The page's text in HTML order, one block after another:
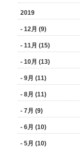
2019
- 12月 (9)
- 11月 (15)
- 10月 (13)
- 9月 (11)
- 8月 (11)
- 7月 (9)
- 6月 (10)
- 5月 (10)